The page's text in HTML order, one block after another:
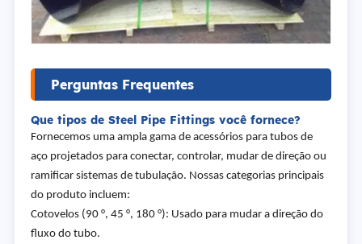
Perguntas Frequentes
Que tipos de Steel Pipe Fittings você fornece?
Fornecemos uma ampla gama de acessórios para tubos de
aço projetados para conectar, controlar, mudar de direção ou
ramificar sistemas de tubulação. Nossas categorias principais
do produto incluem:
Cotovelos (90 °, 45 °, 180 °): Usado para mudar a direção do
fluxo do tubo.